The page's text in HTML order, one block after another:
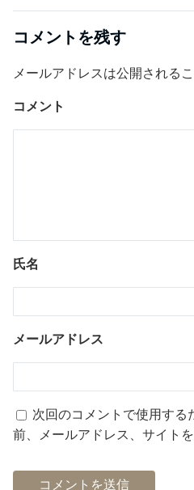
コメントを残す
メールアドレスは公開される
コメント
氏名
メールアドレス
次回のコメントで使用する
前、メールアドレス、サイトを